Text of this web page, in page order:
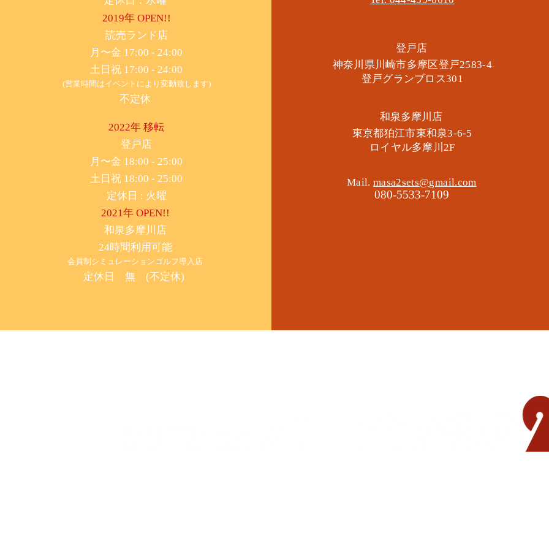
2019年 OPEN!!
​読売ランド店
月〜金 17:00 - 24:00
土日祝 17:00 - 24:00
(営業時間はイベントにより変動致します)
不定休
2022年 移転
​登戸店
月〜金 18:00 - 25:00
土日祝 18:00 - 25:00
​定休日 : 火曜
2021年 OPEN!!
​和泉多摩川店
24時間利用可能
​会員制シミュレーションゴルフ導入店
定休日 無 (不定休)
​登戸店
神奈川県川崎市多摩区​登戸2583-4
​登戸グランブロス301
​和泉多摩川店
東京都狛江市東和泉3-6-5
​ロイヤル多摩川2F
Mail.masa2sets@gmail.com
080-5533-7109